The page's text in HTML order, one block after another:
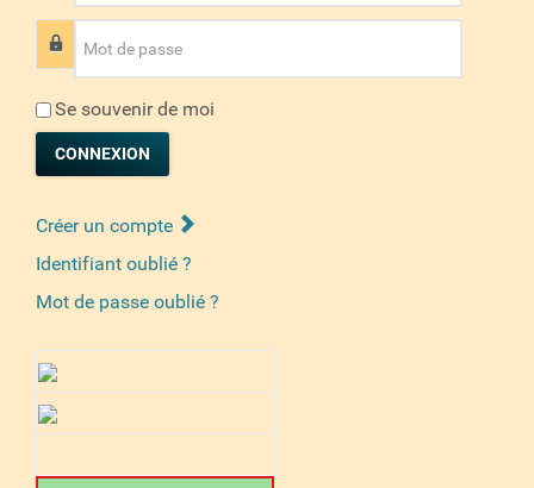
Mot de passe
Se souvenir de moi
CONNEXION
Créer un compte
Identifiant oublié ?
Mot de passe oublié ?